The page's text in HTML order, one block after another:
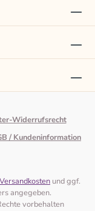
Widerrufsrecht
/ Kundeninformation
Versandkosten und ggf.
angegeben.
vorbehalten